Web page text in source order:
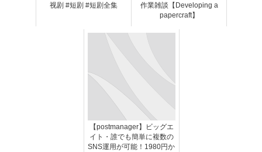
视剧 #短剧 #短剧全集
作業雑談【Developing a
papercraft】
【postmanager】ビッグエ
イト・誰でも簡単に複数の
SNS運用が可能！1980円か